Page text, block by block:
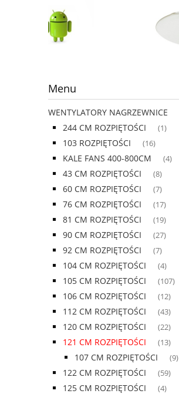
Menu
WENTYLATORY NAGRZEWNICE
244 CM ROZPIĘTOŚCI (1)
103 ROZPIĘTOŚCI (16)
KALE FANS 400-800CM (4)
43 CM ROZPIĘTOŚCI (8)
60 CM ROZPIĘTOŚCI (7)
76 CM ROZPIĘTOŚCI (17)
81 CM ROZPIĘTOŚCI (19)
90 CM ROZPIĘTOŚCI (27)
92 CM ROZPIĘTOŚCI (7)
104 CM ROZPIĘTOŚCI (4)
105 CM ROZPIĘTOŚCI (107)
106 CM ROZPIĘTOŚCI (12)
112 CM ROZPIĘTOŚCI (43)
120 CM ROZPIĘTOŚCI (22)
121 CM ROZPIĘTOŚCI (13)
107 CM ROZPIĘTOŚCI (9)
122 CM ROZPIĘTOŚCI (59)
125 CM ROZPIĘTOŚCI (4)